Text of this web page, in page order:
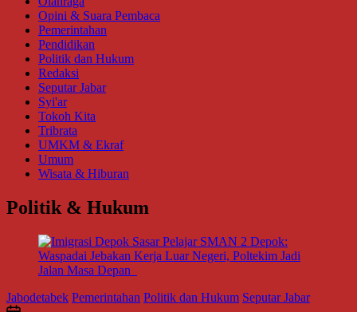
Opini & Suara Pembaca
Pemerintahan
Pendidikan
Politik dan Hukum
Redaksi
Seputar Jabar
Syi'ar
Tokoh Kita
Tribrata
UMKM & Ekraf
Umum
Wisata & Hiburan
Politik & Hukum
Jabodetabek Pemerintahan Politik dan Hukum Seputar Jabar